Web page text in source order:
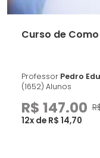
Curso de
Professor Pedro
(1652) Alunos
R$ 147.00
12x de R$ 14,70